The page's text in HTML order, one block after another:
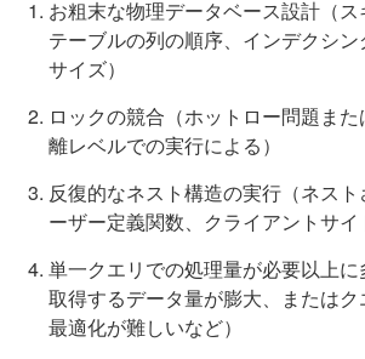
お粗末な物理データベース設計（ス
テーブルの列の順序、インデクシ
サイズ）
ロックの競合（ホットロー問題ま
離レベルでの実行による）
反復的なネスト構造の実行（ネス
ーザー定義関数、クライアントサイ
単一クエリでの処理量が必要以上
取得するデータ量が膨大、または
最適化が難しいなど）